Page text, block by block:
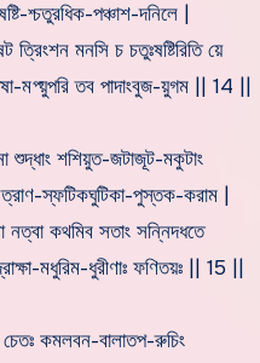
শ্চতুরধিক-পঞ্চাশ-দনিলে |
ত্রিংশন মনসি চ চতুঃষষ্টিরিতি য়ে
মপ্য়ুপরি তব পাদাংবুজ-য়ুগম || 14 ||
শুদ্ধাং শশিয়ুত-জটাজূট-মকুটাং
স্ফটিকঘুটিকা-পুস্তক-করাম |
কথমিব সতাং সন্নিদধতে
মধুরিম-ধুরীণাঃ ফণিতয়ঃ || 15 ||
চেতঃ কমলবন-বালাতপ-রুচিং